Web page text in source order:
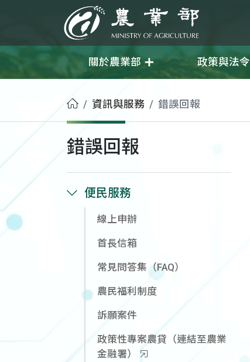
農業部
關於農業部 政策與法令
首頁資訊與服務 錯誤回報
錯誤回報
便民服務
線上申辦
首長信箱
常見問答集（FAQ）
農民福利制度
訴願案件
政策性專案農貸（連結至農業
金融署）